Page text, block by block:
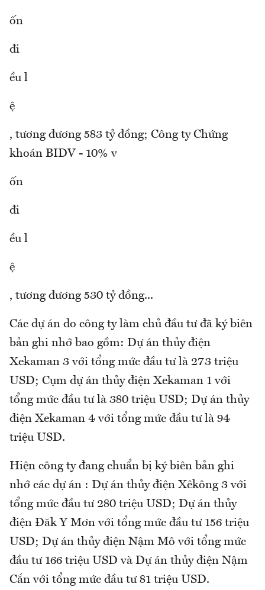
ốn
đi
ều l
ệ
, tương đương 583 tỷ đồng; Công ty Chứng
khoán BIDV - 10% v
ốn
đi
ều l
ệ
, tương đương 530 tỷ đồng...
Các dự án do công ty làm chủ đầu tư đã ký biên
bản ghi nhớ bao gồm: Dự án thủy điện
Xekaman 3 với tổng mức đầu tư là 273 triệu
USD; Cụm dự án thủy điện Xekaman 1 với
tổng mức đầu tư là 380 triệu USD; Dự án thủy
điện Xekaman 4 với tổng mức đầu tư là 94
triệu USD.
Hiện công ty đang chuẩn bị ký biên bản ghi
nhớ các dự án : Dự án thủy điện Xêkông 3 với
tổng mức đầu tư 280 triệu USD; Dự án thủy
điện Đăk Y Mơn với tổng mức đầu tư 156 triệu
USD; Dự án thủy điện Nậm Mô với tổng mức
đầu tư 166 triệu USD và Dự án thủy điện Nậm
Cắn với tổng mức đầu tư 81 triệu USD.